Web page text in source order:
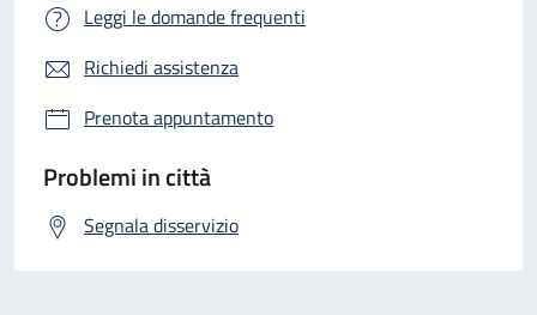
Leggi le domande frequenti
Richiedi assistenza
Prenota appuntamento
Problemi in città
Segnala disservizio